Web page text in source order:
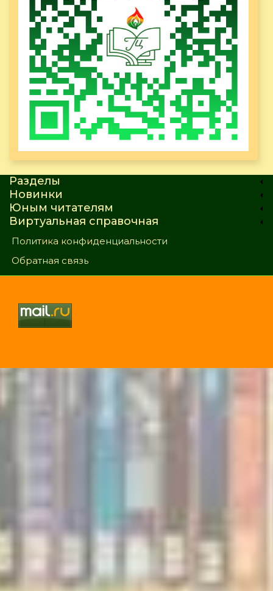
Разделы
Новинки
Юным читателям
Виртуальная справочная
Политика конфиденциальности
Обратная связь